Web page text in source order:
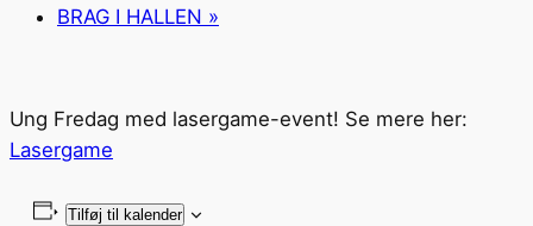
BRAG I HALLEN »
Ung Fredag med lasergame-event! Se mere her:
Lasergame
Tilføj til kalender